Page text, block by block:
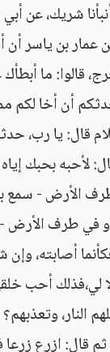
شريك، عن
عمار بن ياسر أن
قالوا: ما أبطأك
أن أخا لكم
قال: يا رب،
لأحبه بحبك
الأرض - سمع
في طرف الأرض -
أصابته، وإن
لي،فذلك أحب
النار،
قال: ازرع